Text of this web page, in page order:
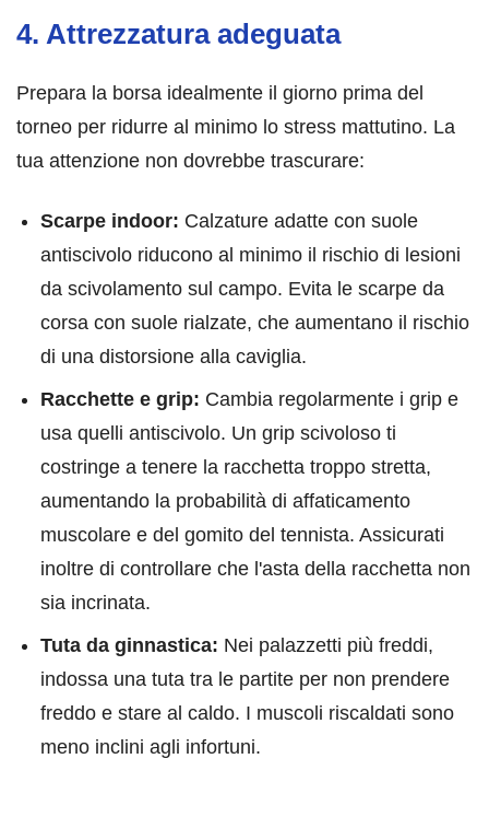
4. Attrezzatura adeguata
Prepara la borsa idealmente il giorno prima del
torneo per ridurre al minimo lo stress mattutino. La
tua attenzione non dovrebbe trascurare:
Scarpe indoor: Calzature adatte con suole
antiscivolo riducono al minimo il rischio di lesioni
da scivolamento sul campo. Evita le scarpe da
corsa con suole rialzate, che aumentano il rischio
di una distorsione alla caviglia.
Racchette e grip: Cambia regolarmente i grip e
usa quelli antiscivolo. Un grip scivoloso ti
costringe a tenere la racchetta troppo stretta,
aumentando la probabilità di affaticamento
muscolare e del gomito del tennista. Assicurati
inoltre di controllare che l'asta della racchetta non
sia incrinata.
Tuta da ginnastica: Nei palazzetti più freddi,
indossa una tuta tra le partite per non prendere
freddo e stare al caldo. I muscoli riscaldati sono
meno inclini agli infortuni.